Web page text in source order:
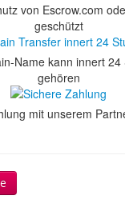
von Escrow.com
geschützt
Name kann innert 24
gehören
mit unserem